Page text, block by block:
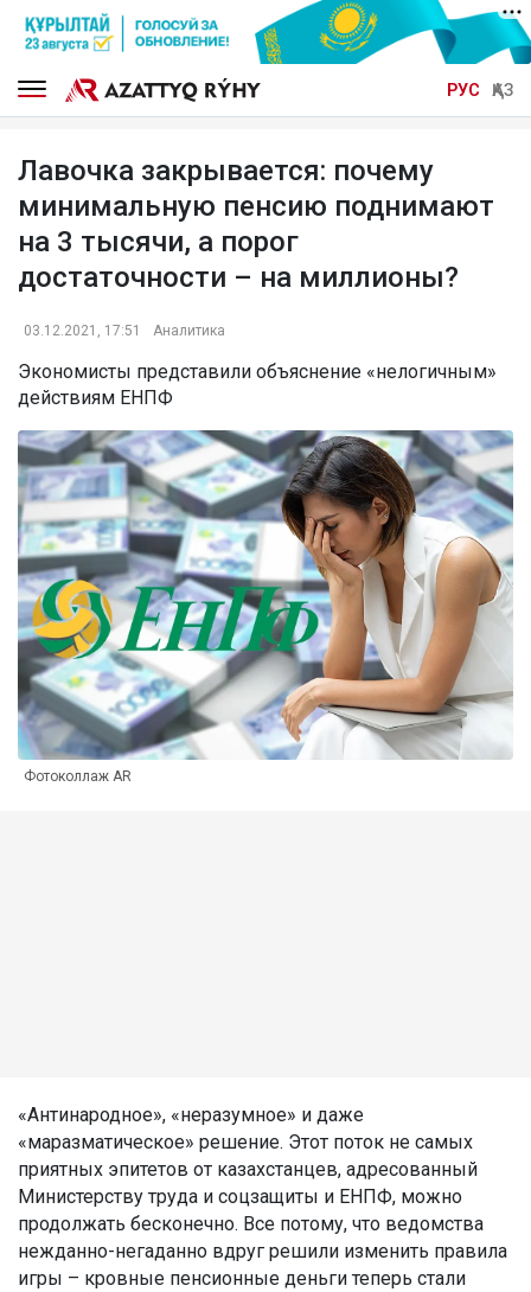
РУС ҚАЗ
Лавочка закрывается: почему
минимальную пенсию поднимают
на 3 тысячи, а порог
достаточности – на миллионы?
03.12.2021, 17:51 Аналитика
Экономисты представили объяснение «нелогичным»
действиям ЕНПФ
Фотоколлаж AR
«Антинародное», «неразумное» и даже
«маразматическое» решение. Этот поток не самых
приятных эпитетов от казахстанцев, адресованный
Министерству труда и соцзащиты и ЕНПФ, можно
продолжать бесконечно. Все потому, что ведомства
нежданно-негаданно вдруг решили изменить правила
игры – кровные пенсионные деньги теперь стали